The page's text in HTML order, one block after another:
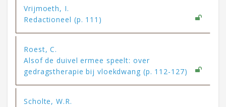
Vrijmoeth, I.
Redactioneel (p. 111)
Roest, C.
Alsof de duivel ermee speelt: over
gedragstherapie bij vloekdwang (p. 112-127)
Scholte, W.R.